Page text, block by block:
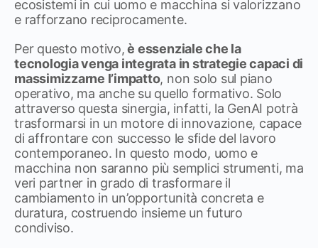
ecosistemi in cui uomo e macchina si valorizzano
e rafforzano reciprocamente.
Per questo motivo,è essenziale che la
tecnologia venga integrata in strategie capaci di
massimizzarne l’impatto, non solo sul piano
operativo, ma anche su quello formativo. Solo
attraverso questa sinergia, infatti, la GenAI potrà
trasformarsi in un motore di innovazione, capace
di affrontare con successo le sfide del lavoro
contemporaneo. In questo modo, uomo e
macchina non saranno più semplici strumenti, ma
veri partner in grado di trasformare il
cambiamento in un’opportunità concreta e
duratura, costruendo insieme un futuro
condiviso.